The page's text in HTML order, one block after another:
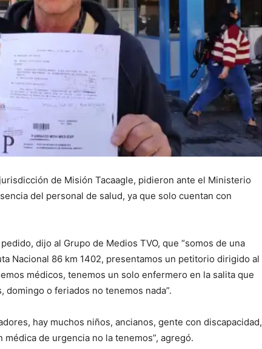
La
es
de Misión Tacaagle, pidieron ante el Ministerio
del personal de salud, ya que solo cuentan con
dijo al Grupo de Medios TVO, que “somos de una
Nacional 86 km 1402, presentamos un petitorio dirigido al
médicos, tenemos un solo enfermero en la salita que
domingo o feriados no tenemos nada”.
hay muchos niños, ancianos, gente con discapacidad,
de urgencia no la tenemos”, agregó.